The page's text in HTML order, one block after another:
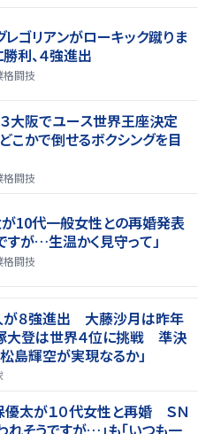
レゴリアンがローキック蹴りま
利、４強進出
格闘技
３大阪でユース世界王座決定
かで倒せるボクシングを目
格闘技
が10代一般女性との再婚発表
すが…生温かく見守って」
格闘技
が８強進出 大藤沙月は昨年
大登は世界４位に挑戦 準決
島輝空が実現なるか」
優太が１０代女性と再婚 ＳＮ
れそうですが…」も「いつも一